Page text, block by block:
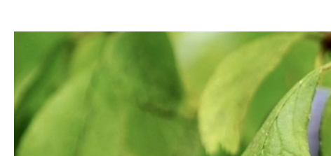
OGRÓD WARZYWA I
PROJEKTOWANIE
DLA DOMU
ZWIERZĘTA W